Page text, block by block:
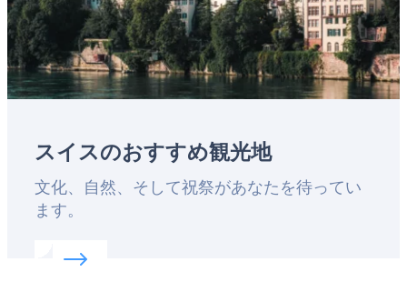
スイスのおすすめ観光地
Lead
文化、自然、そして祝祭があなたを待ってい
ます。
Read more about: